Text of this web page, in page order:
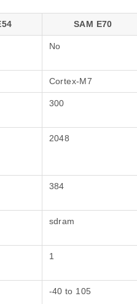
SAM E70
No
Cortex-M7
300
2048
384
sdram
1
-40 to 105